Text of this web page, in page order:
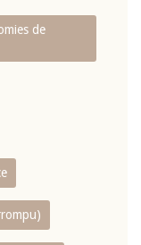
de